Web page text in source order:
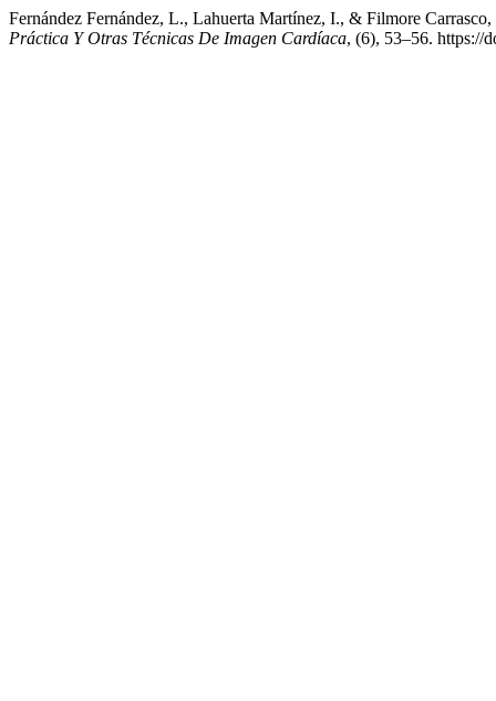
Fernández Fernández, L., Lahuerta Martínez, I., & Filmore
Práctica Y Otras Técnicas De Imagen Cardíaca, (6), 53–56. https://